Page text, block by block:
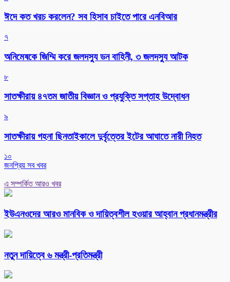
ঈদে কত খরচ করলেন? সব হিসাব চাইতে পারে এনবিআর
৭
অনিমেষকে জিম্মি করে জলদস্যু ডন বাহিনী, ৩ জলদস্যু আটক
৮
সাতক্ষীরায় ৪৭তম জাতীয় বিজ্ঞান ও প্রযুক্তি সপ্তাহ উদ্বোধন
৯
সাতক্ষীরায় গহনা ছিনতাইকালে দুর্বৃত্তের ইটের আঘাতে নারী নিহত
১০
জনপ্রিয় সব খবর
এ সম্পর্কিত আরও খবর
ইউএনওদের আরও মানবিক ও দায়িত্বশীল হওয়ার আহ্বান প্রধানমন্ত্রীর
নতুন দায়িত্বে ৬ মন্ত্রী-প্রতিমন্ত্রী